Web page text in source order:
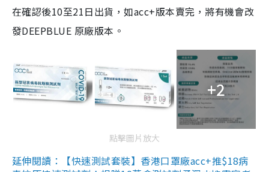
在確認後10至21日出貨，如acc+版本賣完，將有機會改
發DEEPBLUE 原廠版本。
+2
點擊圖片放大
延伸閱讀：【快速測試套裝】香港口罩廠acc+推$18病